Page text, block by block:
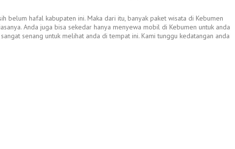
belum hafal kabupaten ini. Maka dari itu, banyak paket wisata di Kebumen
Anda juga bisa sekedar hanya menyewa mobil di Kebumen untuk anda
senang untuk melihat anda di tempat ini. Kami tunggu kedatangan anda